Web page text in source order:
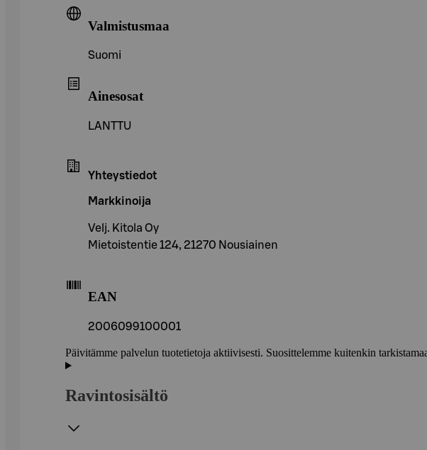
Valmistusmaa
Suomi
Ainesosat
LANTTU
Yhteystiedot
Markkinoija
Velj. Kitola Oy
Mietoistentie 124, 21270 Nousiainen
EAN
2006099100001
Päivitämme palvelun tuotetietoja aktiivisesti. Suosittelemme kuitenkin
Ravintosisältö